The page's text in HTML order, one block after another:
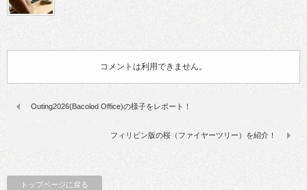
コメントは利用できません。
Outing2026(Bacolod Office)の様子をレポート！
フィリピン版の桜（ファイヤーツリー）を紹介！
トップページに戻る